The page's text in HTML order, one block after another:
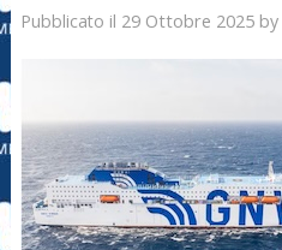
Pubblicato il 29 Ottobre 2025by